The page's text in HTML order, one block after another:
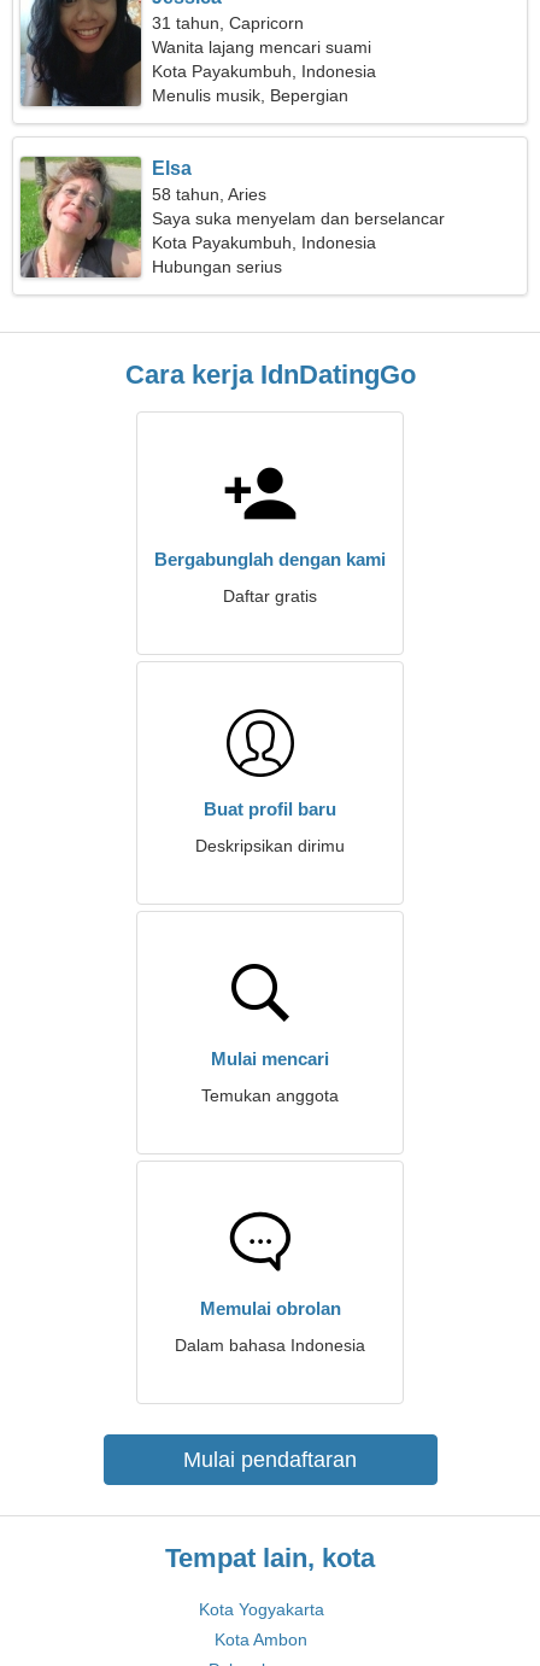
31 tahun, Capricorn
Wanita lajang mencari suami
Kota Payakumbuh, Indonesia
Menulis musik, Bepergian
Elsa
58 tahun, Aries
Saya suka menyelam dan berselancar
Kota Payakumbuh, Indonesia
Hubungan serius
Cara kerja IdnDatingGo
Bergabunglah dengan kami
Daftar gratis
Buat profil baru
Deskripsikan dirimu
Mulai mencari
Temukan anggota
Memulai obrolan
Dalam bahasa Indonesia
Mulai pendaftaran
Tempat lain, kota
Kota Yogyakarta
Kota Ambon